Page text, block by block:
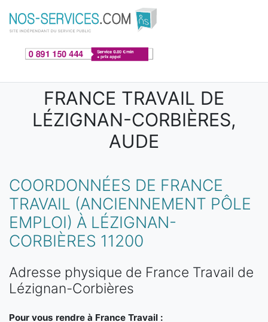
Aller au contenu principal
FRANCE TRAVAIL DE
LÉZIGNAN-CORBIÈRES,
AUDE
COORDONNÉES DE FRANCE
TRAVAIL (ANCIENNEMENT PÔLE
EMPLOI) À LÉZIGNAN-
CORBIÈRES 11200
Adresse physique de France Travail de
Lézignan-Corbières
Pour vous rendre à France Travail :